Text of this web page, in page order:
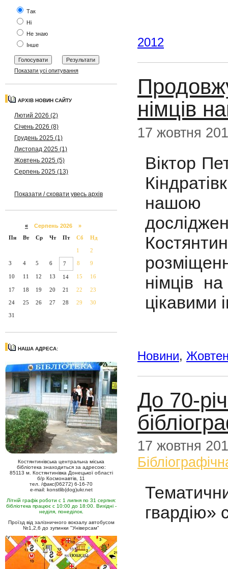
Так
Ні
Не знаю
Інше
Показати усі опитування
АРХІВ НОВИН САЙТУ
Лютий 2026 (2)
Січень 2026 (8)
Грудень 2025 (1)
Листопад 2025 (1)
Жовтень 2025 (5)
Серпень 2025 (13)
Показати / сховати увесь архів
« Серпень 2026 »
Пн
Вт Ср Чт Пт Сб Нд
1 2
3 4 5 6 7 8 9
10 11 12 13 14 15 16
17 18 19 20 21 22 23
24 25 26 27 28 29 30
31
НАША АДРЕСА:
Костянтинівська центральна міська
бібліотека знаходиться за адресою:
85113 м. Костянтинівка Донецької області
б/р Космонавтів, 11
тел. /факс(06272) 6-16-70
e-mail: konstlib(dog)ukr.net
Літній графік роботи с 1 липня по 31 серпня:
бібліотека працює с 10:00 до 18:00. Вихідні -
неділя, понеділок.
Проїзд від залізничного вокзалу автобусом
№1,2,6 до зупинки "Універсам"
2012
німців
17 жовтня
Віктор
нашою
німців
цікавими
Новини,
До 70-
17 жовтня
гвардію»